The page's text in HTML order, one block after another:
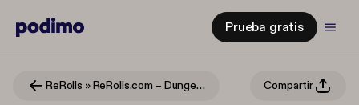
Prueba gratis
ReRolls » ReRolls.com – Dungeons and Dragons Podcast Compartir